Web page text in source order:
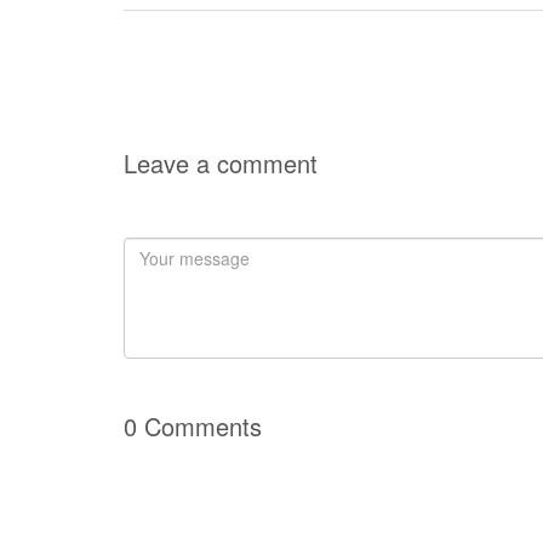
Leave a comment
0 Comments